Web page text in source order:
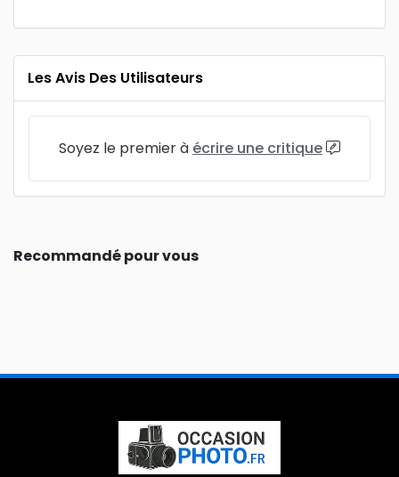
Les Avis Des Utilisateurs
Soyez le premier à écrire une critique
Recommandé pour vous